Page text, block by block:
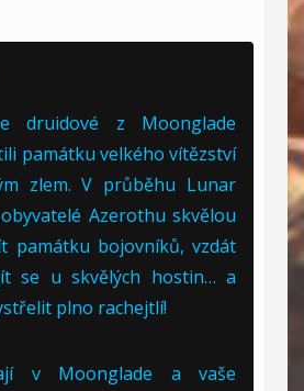
druidové z Moonglade
památku velkého vítězství
zlem. V průběhu Lunar
Azerothu skvělou
památku bojovníků, vzdát
se u skvělých hostin… a
plno rachejtlí!
v Moonglade a vaše